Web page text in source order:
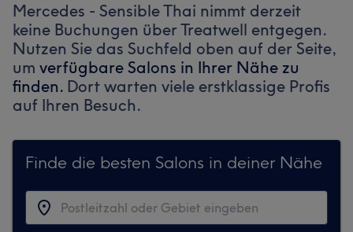
Mercedes - Sensible Thai nimmt derzeit
keine Buchungen über Treatwell entgegen.
Nutzen Sie das Suchfeld oben auf der Seite,
um verfügbare Salons in Ihrer Nähe zu
finden. Dort warten viele erstklassige Profis
auf Ihren Besuch.
Finde die besten Salons in deiner Nähe